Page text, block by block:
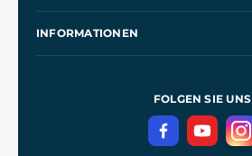
Kontakt
INFORMATIONEN
DatenschutzerklärungFOLGEN SIE UNS